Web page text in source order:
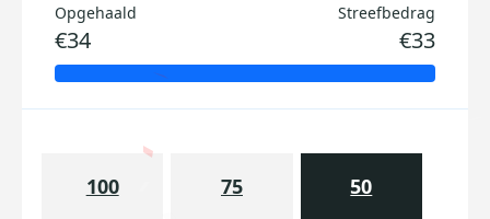
Opgehaald
€34
Streefbedrag
€33
100 75 50